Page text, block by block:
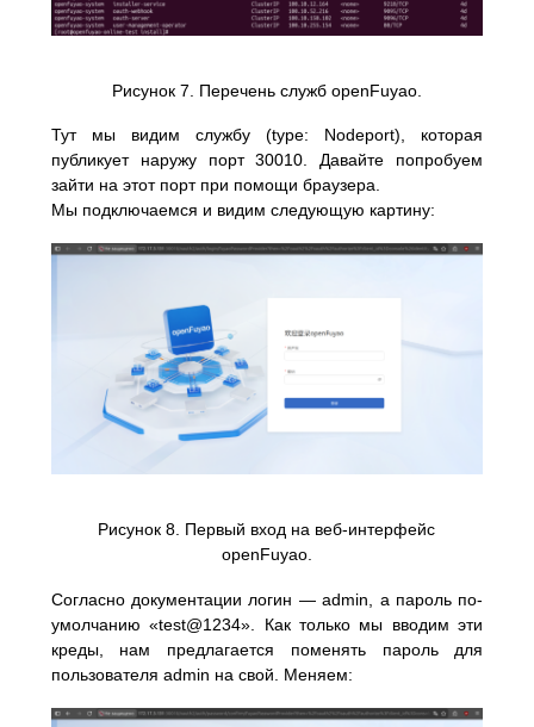
Рисунок 7. Перечень служб openFuyao.
Тут мы видим службу (type: Nodeport), которая
публикует наружу порт 30010. Давайте попробуем
зайти на этот порт при помощи браузера.
Мы подключаемся и видим следующую картину:
Рисунок 8. Первый вход на веб-интерфейс
openFuyao.
Согласно документации логин — admin, а пароль по-
умолчанию «test@1234». Как только мы вводим эти
креды, нам предлагается поменять пароль для
пользователя admin на свой. Меняем: